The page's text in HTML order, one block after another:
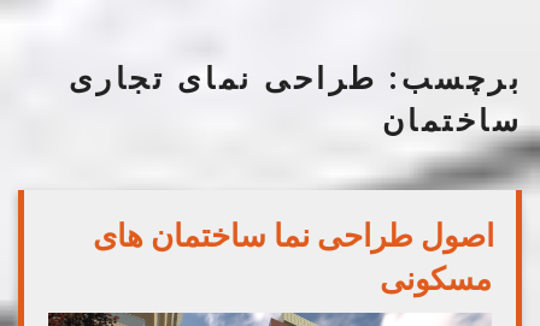
برچسب: طراحی نمای تجاری
ساختمان
اصول طراحی نما ساختمان های
مسکونی